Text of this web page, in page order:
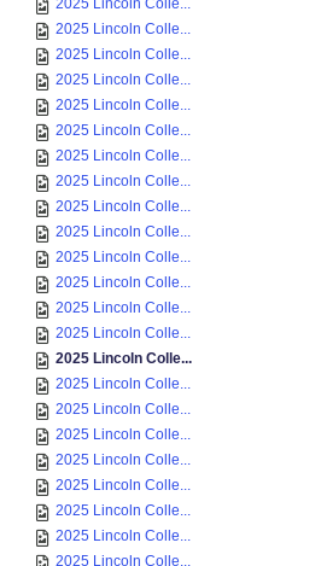
2025 Lincoln Colle...
2025 Lincoln Colle...
2025 Lincoln Colle...
2025 Lincoln Colle...
2025 Lincoln Colle...
2025 Lincoln Colle...
2025 Lincoln Colle...
2025 Lincoln Colle...
2025 Lincoln Colle...
2025 Lincoln Colle...
2025 Lincoln Colle...
2025 Lincoln Colle...
2025 Lincoln Colle...
2025 Lincoln Colle...
2025 Lincoln Colle...
2025 Lincoln Colle...
2025 Lincoln Colle...
2025 Lincoln Colle...
2025 Lincoln Colle...
2025 Lincoln Colle...
2025 Lincoln Colle...
2025 Lincoln Colle...
2025 Lincoln Colle...